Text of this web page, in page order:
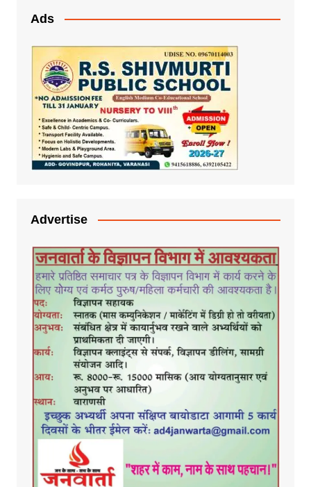
Ads
Advertise